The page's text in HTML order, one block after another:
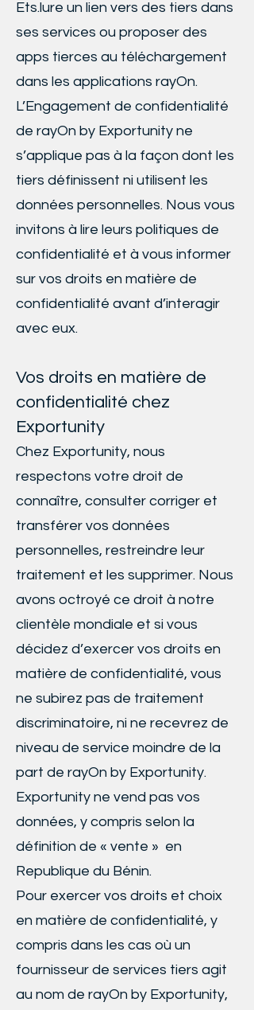
Ets.lure un lien vers des tiers dans
ses services ou proposer des
apps tierces au téléchargement
dans les applications rayOn.
L’Engagement de confidentialité
de rayOn by Exportunity ne
s’applique pas à la façon dont les
tiers définissent ni utilisent les
données personnelles. Nous vous
invitons à lire leurs politiques de
confidentialité et à vous informer
sur vos droits en matière de
confidentialité avant d’interagir
avec eux.
Vos droits en matière de
confidentialité chez
Exportunity
Chez Exportunity, nous
respectons votre droit de
connaître, consulter corriger et
transférer vos données
personnelles, restreindre leur
traitement et les supprimer. Nous
avons octroyé ce droit à notre
clientèle mondiale et si vous
décidez d’exercer vos droits en
matière de confidentialité, vous
ne subirez pas de traitement
discriminatoire, ni ne recevrez de
niveau de service moindre de la
part de rayOn by Exportunity.
Exportunity ne vend pas vos
données, y compris selon la
définition de « vente » en
Republique du Bénin.
Pour exercer vos droits et choix
en matière de confidentialité, y
compris dans les cas où un
fournisseur de services tiers agit
au nom de rayOn by Exportunity,